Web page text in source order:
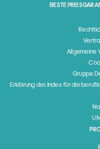
BESTE
Allgemeine
Gruppe
Erklärung des Index für die